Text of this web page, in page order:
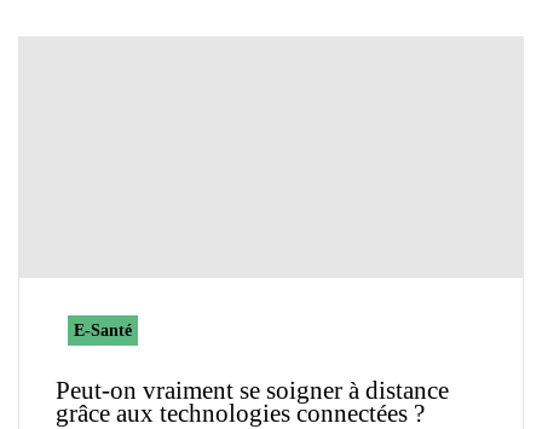
E-Santé
Peut-on vraiment se soigner à distance
grâce aux technologies connectées ?